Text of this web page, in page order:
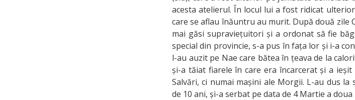
acesta atelierul. În locul lui a fost ridicat
care se aflau înăuntru au murit. După două zile
mai găsi supraviețuitori și a ordonat să fie
special din provincie, s-a pus în fața lor și i-a
l-au auzit pe Nae care bătea în țeava de la
și-a tăiat fiarele în care era încarcerat și a
Salvări, ci numai mașini ale Morgii. L-au dus
de 10 ani, și-a serbat pe data de 4 Martie a